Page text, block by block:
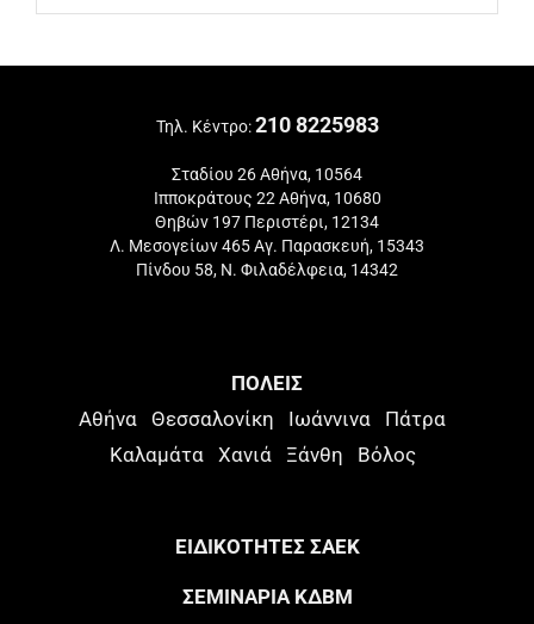
Τηλ. Κέντρο:210 8225983
Σταδίου 26 Αθήνα, 10564
Ιπποκράτους 22 Αθήνα, 10680
Θηβών 197 Περιστέρι, 12134
Λ. Μεσογείων 465 Αγ. Παρασκευή, 15343
Πίνδου 58, Ν. Φιλαδέλφεια, 14342
ΠΟΛΕΙΣ
Αθήνα Θεσσαλονίκη Ιωάννινα
Πάτρα
Καλαμάτα
Χανιά Ξάνθη Βόλος
ΕΙΔΙΚΟΤΗΤΕΣ ΣΑΕΚ
ΣΕΜΙΝΑΡΙΑ ΚΔΒΜ